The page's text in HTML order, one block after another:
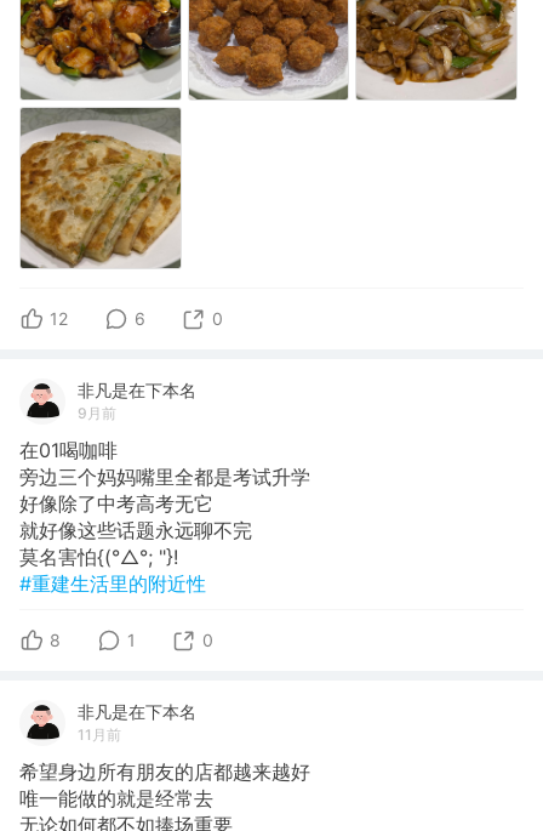
12 6 0
非凡是在下本名
9月前
在01喝咖啡
旁边三个妈妈嘴里全都是考试升学
好像除了中考高考无它
就好像这些话题永远聊不完
莫名害怕{(°△°; "}!
#重建生活里的附近性
8 1 0
非凡是在下本名
11月前
希望身边所有朋友的店都越来越好
唯一能做的就是经常去
无论如何都不如捧场重要